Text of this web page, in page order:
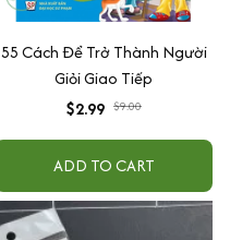
55 Cách Để Trở Thành Người
Giỏi Giao Tiếp
$2.99 $9.00
ADD TO CART